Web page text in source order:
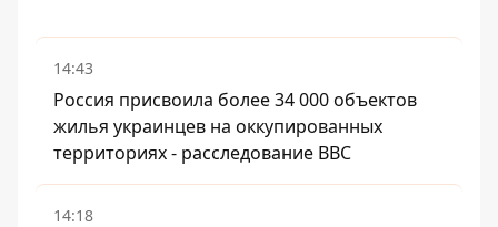
14:43
Россия присвоила более 34 000 объектов
жилья украинцев на оккупированных
территориях - расследование BBC
14:18